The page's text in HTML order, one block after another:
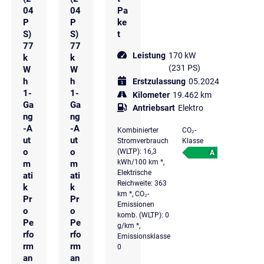
04
P
S)
77
k
W
h
1-
Ga
ng
-A
ut
o
m
ati
k
Pr
o
Pe
rfo
rm
an
04
P
S)
77
k
W
h
1-
Ga
ng
-A
ut
o
m
ati
k
Pr
o
Pe
rfo
rm
an
Pa
ke
t
Leistung 170 kW
(231 PS)
Erstzulassung 05.2024
Kilometer 19.462 km
Antriebsart Elektro
Kombinierter
Stromverbrauch
(WLTP): 16,3
kWh/100 km *,
Elektrische
Reichweite: 363
km *, CO₂-
Emissionen
komb. (WLTP): 0
g/km *,
Emissionsklasse
0
CO₂-
Klasse
A